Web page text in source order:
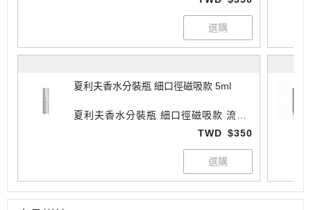
夏利夫香水分裝瓶 細口徑磁吸款 5ml
夏利夫香水分裝瓶 細口徑磁吸款 流光
TWD $350